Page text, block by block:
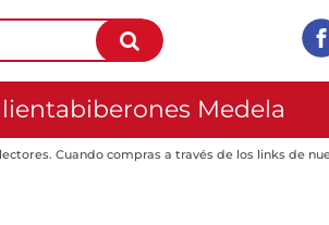
Medela
Cuando compras a través de los links de